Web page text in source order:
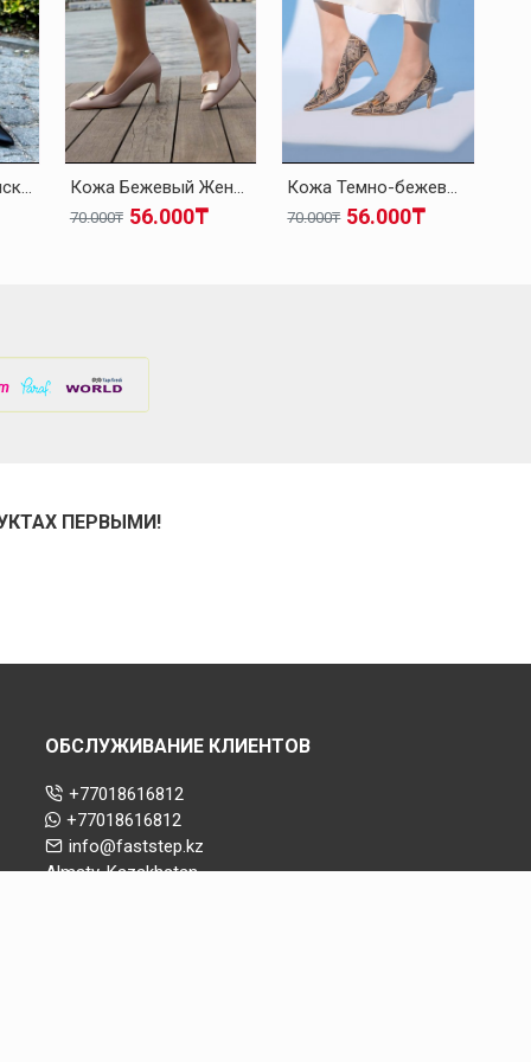
Кожа Черный Женская На Каблуках-Шпилька Обувь 019ZA21-514 Кожа Бежевый Женская На Каблуках-Шпилька Обувь 019ZA21-514
56.000₸
70.000₸
Кожа Темно-бежевый Женская На Каблуках-Шпилька Обувь 019ZA21-514
56.000₸
70.000₸
ПЕРВЫМИ!
ОБСЛУЖИВАНИЕ КЛИЕНТОВ
+77018616812
+77018616812
info@faststep.kz
Almaty, Kazakhstan